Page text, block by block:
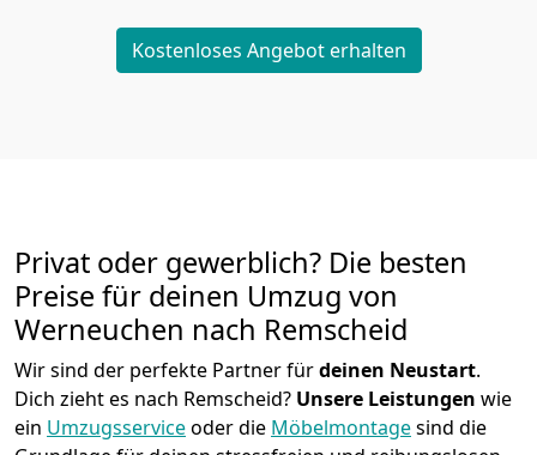
Kostenloses Angebot erhalten
Privat oder gewerblich? Die besten
Preise für deinen Umzug von
Werneuchen nach Remscheid
Wir sind der perfekte Partner fürdeinen Neustart.
Dich zieht es nach Remscheid? Unsere Leistungen wie
ein Umzugsserviceoder die Möbelmontagesind die